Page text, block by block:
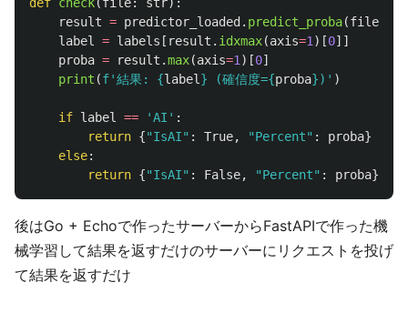
def check(file: str):
result = predictor_loaded . predict_proba(file
label = labels [ result . idxmax(axis=1)[0]]
proba = result .max(axis=1)[0]
print (f'結果: {label} (確信度={proba}) ' )
if label == 'AI ' :
return {"IsAI" : True, "Percent" : proba}
else:
return {"IsAI" : False, "Percent" : proba}
後はGo + Echoで作ったサーバーからFastAPIで作った機
械学習して結果を返すだけのサーバーにリクエストを投げ
て結果を返すだけ